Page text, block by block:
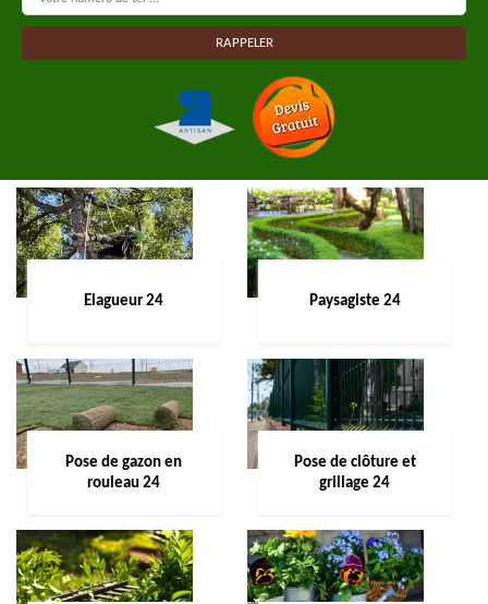
Elagueur 24 Paysagiste 24
Pose de gazon en
rouleau 24
Pose de clôture et
grillage 24